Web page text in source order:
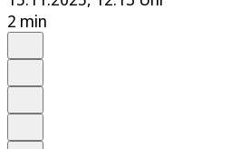
2 min